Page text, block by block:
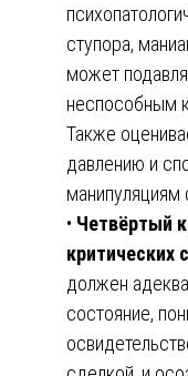
ступора,
может
неспособным
Также
давлению и
манипуляциям
• Четвёртый
критических
должен
состояние,